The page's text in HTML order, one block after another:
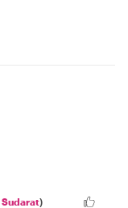
Sudarat)